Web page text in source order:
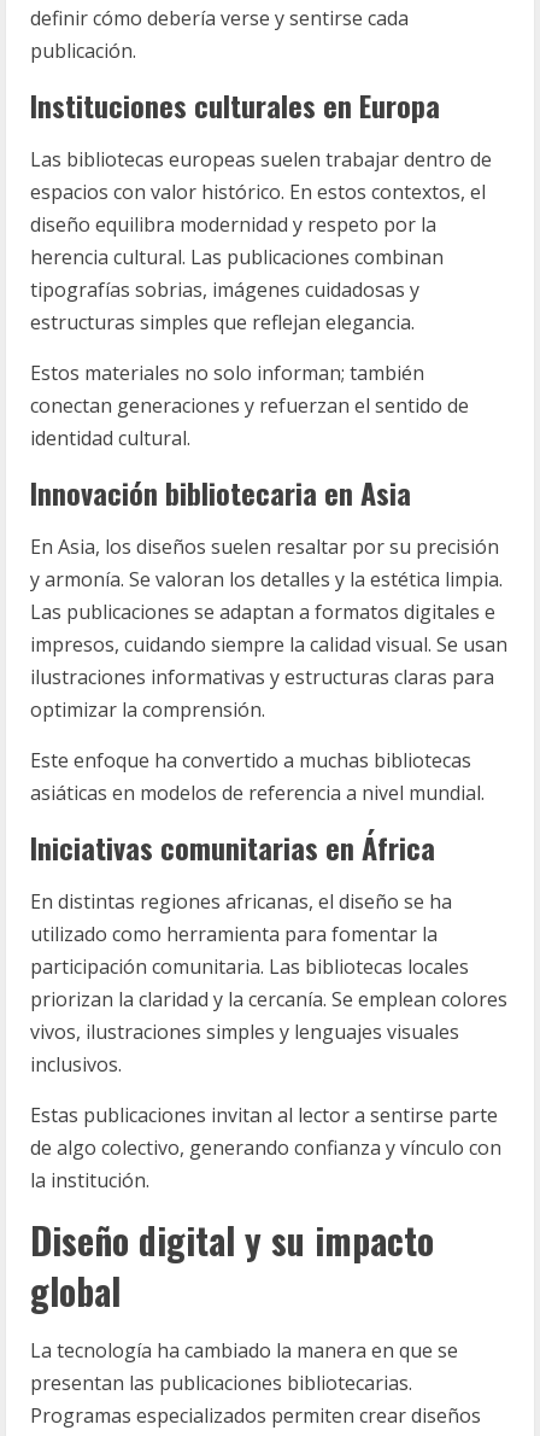
definir cómo debería verse y sentirse cada
publicación.
Instituciones culturales en Europa
Las bibliotecas europeas suelen trabajar dentro de
espacios con valor histórico. En estos contextos, el
diseño equilibra modernidad y respeto por la
herencia cultural. Las publicaciones combinan
tipografías sobrias, imágenes cuidadosas y
estructuras simples que reflejan elegancia.
Estos materiales no solo informan; también
conectan generaciones y refuerzan el sentido de
identidad cultural.
Innovación bibliotecaria en Asia
En Asia, los diseños suelen resaltar por su precisión
y armonía. Se valoran los detalles y la estética limpia.
Las publicaciones se adaptan a formatos digitales e
impresos, cuidando siempre la calidad visual. Se usan
ilustraciones informativas y estructuras claras para
optimizar la comprensión.
Este enfoque ha convertido a muchas bibliotecas
asiáticas en modelos de referencia a nivel mundial.
Iniciativas comunitarias en África
En distintas regiones africanas, el diseño se ha
utilizado como herramienta para fomentar la
participación comunitaria. Las bibliotecas locales
priorizan la claridad y la cercanía. Se emplean colores
vivos, ilustraciones simples y lenguajes visuales
inclusivos.
Estas publicaciones invitan al lector a sentirse parte
de algo colectivo, generando confianza y vínculo con
la institución.
Diseño digital y su impacto
global
La tecnología ha cambiado la manera en que se
presentan las publicaciones bibliotecarias.
Programas especializados permiten crear diseños